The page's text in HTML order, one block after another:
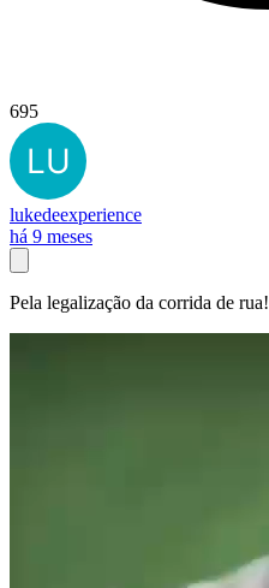
695
lukedeexperience
há 9 meses
Pela legalização da corrida de rua!